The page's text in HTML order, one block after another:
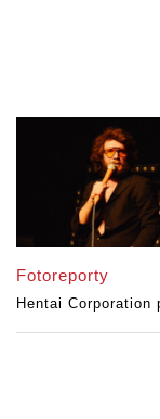
Fotoreporty
Hentai Corporation